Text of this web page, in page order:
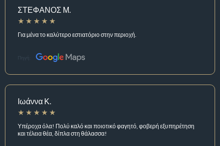
ΣΤΕΦΑΝΟΣ Μ.
Για μένα το καλύτερο εστιατόριο στην περιοχή.
Πηγή:
Ιωάννα Κ.
Υπέροχα όλα! Πολύ καλό και ποιοτικό φαγητό, φοβερή εξυπηρέτηση
και τέλεια θέα, δίπλα στη θάλασσα!